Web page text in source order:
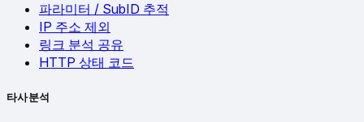
파라미터 / SubID 추적
IP 주소 제외
링크 분석 공유
HTTP 상태 코드
타사 분석